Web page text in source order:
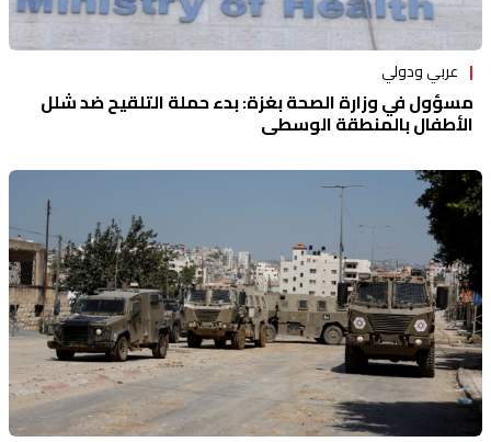
عربي ودولي
مسؤول في وزارة الصحة بغزة: بدء حملة التلقيح ضد شلل
الأطفال بالمنطقة الوسطى